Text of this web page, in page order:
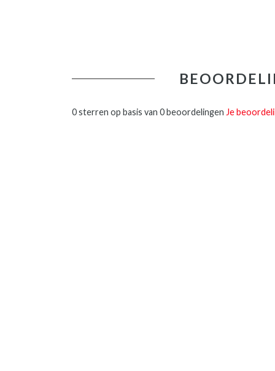
0 sterren op basis van 0 beoordelingen Je